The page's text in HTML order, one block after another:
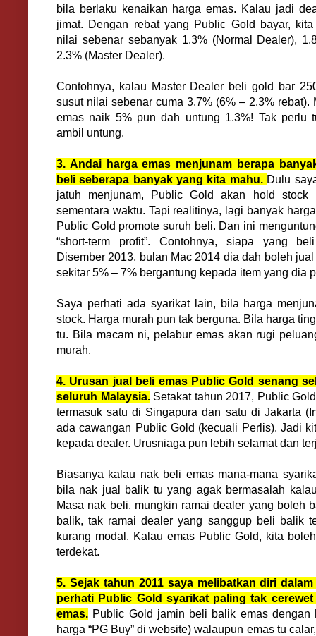
bila berlaku kenaikan harga emas. Kalau jadi
jimat. Dengan rebat yang Public Gold bayar,
nilai sebenar sebanyak 1.3% (Normal Dealer),
2.3% (Master Dealer).
Contohnya, kalau Master Dealer beli gold bar
susut nilai sebenar cuma 3.7% (6% – 2.3% rebat).
emas naik 5% pun dah untung 1.3%! Tak perlu
ambil untung.
3. Andai harga emas menjunam berapa
beli seberapa banyak yang kita mahu. Dulu
jatuh menjunam, Public Gold akan hold stock
sementara waktu. Tapi realitinya, lagi banyak
Public Gold promote suruh beli. Dan ini
“short-term profit”. Contohnya, siapa yang
Disember 2013, bulan Mac 2014 dia dah boleh
sekitar 5% – 7% bergantung kepada item yang dia
Saya perhati ada syarikat lain, bila harga
stock. Harga murah pun tak berguna. Bila harga
tu. Bila macam ni, pelabur emas akan rugi
murah.
4. Urusan jual beli emas Public Gold senang
seluruh Malaysia.Setakat tahun 2017, Public
termasuk satu di Singapura dan satu di Jakarta
ada cawangan Public Gold (kecuali Perlis). Jadi
kepada dealer. Urusniaga pun lebih selamat dan
Biasanya kalau nak beli emas mana-mana
bila nak jual balik tu yang agak bermasalah
Masa nak beli, mungkin ramai dealer yang boleh
balik, tak ramai dealer yang sanggup beli balik
kurang modal. Kalau emas Public Gold, kita
terdekat.
5. Sejak tahun 2011 saya melibatkan diri
perhati Public Gold syarikat paling tak
emas. Public Gold jamin beli balik emas dengan
harga “PG Buy” di website) walaupun emas tu